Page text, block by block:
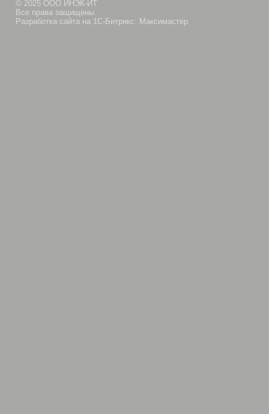
© 2025 ООО ИНЭК-ИТ
Все права защищены
Разработка сайта на 1С-Битрикс: Максимастер